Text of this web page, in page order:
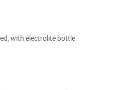
with electrolite bottle